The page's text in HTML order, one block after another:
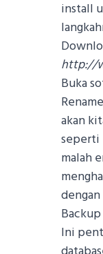
install
http://
Buka
akan
seperti
malah
Ini